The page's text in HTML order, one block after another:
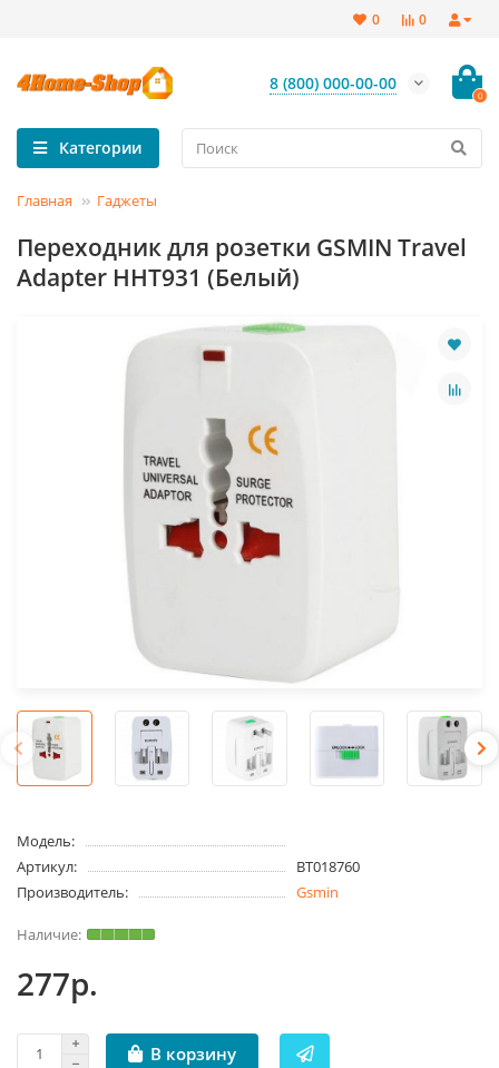
0
0
8 (800) 000-00-00
0
Категории
Главная Гаджеты
Переходник для розетки GSMIN Travel
Adapter HHT931 (Белый)
Модель:
Артикул:
BT018760
Производитель:
Gsmin
277р.
В корзину